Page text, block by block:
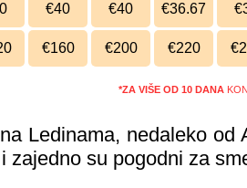
€40 €40 €36.67
€160 €200 €220
*ZA VIŠE OD 10 DANA
Ledinama, nedaleko od
zajedno su pogodni za